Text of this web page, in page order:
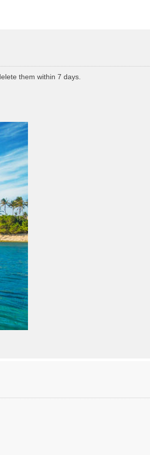
them within 7 days.